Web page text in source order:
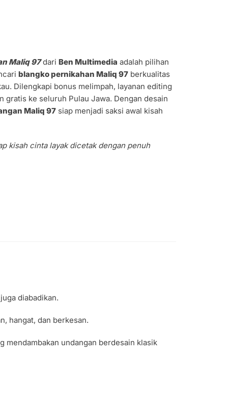
Maliq 97dari Ben Multimedia adalah pilihan
blangko pernikahan Maliq 97berkualitas
Dilengkapi bonus melimpah, layanan editing
gratis ke seluruh Pulau Jawa. Dengan desain
Maliq 97siap menjadi saksi awal kisah
kisah cinta layak dicetak dengan penuh
diabadikan.
hangat, dan berkesan.
mendambakan undangan berdesain klasik